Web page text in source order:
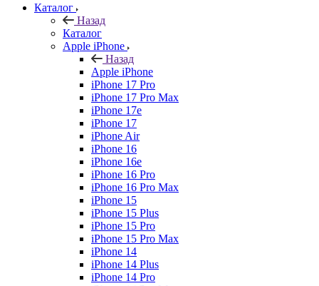
Каталог
Назад
Каталог
Apple iPhone
Назад
Apple iPhone
iPhone 17 Pro
iPhone 17 Pro Max
iPhone 17e
iPhone 17
iPhone Air
iPhone 16
iPhone 16e
iPhone 16 Pro
iPhone 16 Pro Max
iPhone 15
iPhone 15 Plus
iPhone 15 Pro
iPhone 15 Pro Max
iPhone 14
iPhone 14 Plus
iPhone 14 Pro